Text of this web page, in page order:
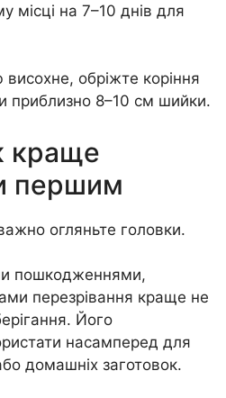
місці на 7–10 днів для
обріжте коріння
приблизно 8–10 см шийки.
краще
першим
огляньте головки.
пошкодженнями,
перезрівання краще не
Його
насамперед для
домашніх заготовок.